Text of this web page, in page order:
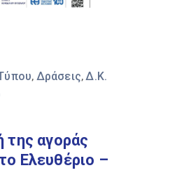
‚ Δράσεις‚ Δ.Κ.
της αγοράς
Ελευθέριο –